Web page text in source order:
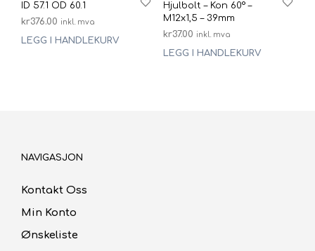
ID 57.1 OD 60.1
kr376.00 inkl. mva
LEGG I HANDLEKURV
Hjulbolt – Kon 60° –
M12x1,5 – 39mm
kr37.00 inkl. mva
LEGG I HANDLEKURV
NAVIGASJON
Kontakt Oss
Min Konto
Ønskeliste